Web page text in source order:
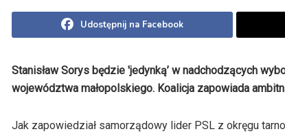
Udostępnij na Facebook
Stanisław Sorys będzie 'jedynką’ w nadchodzących
województwa małopolskiego. Koalicja zapowiada
Jak zapowiedział samorządowy lider PSL z okręgu